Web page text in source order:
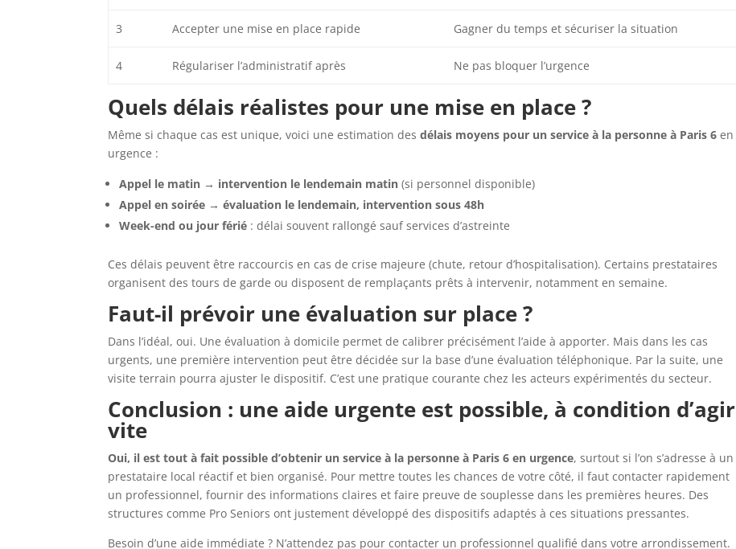
3 Accepter une mise en place rapide Gagner du temps et sécuriser la situation
4 Régulariser l’administratif après Ne pas bloquer l’urgence
Quels délais réalistes pour une mise en place ?
Même si chaque cas est unique, voici une estimation desdélais moyens pour un service à la personne à Paris 6 en
urgence :
Appel le matin → intervention le lendemain matin (si personnel disponible)
Appel en soirée → évaluation le lendemain, intervention sous 48h
Week-end ou jour férié : délai souvent rallongé sauf services d’astreinte
Ces délais peuvent être raccourcis en cas de crise majeure (chute, retour d’hospitalisation). Certains prestataires
organisent des tours de garde ou disposent de remplaçants prêts à intervenir, notamment en semaine.
Faut-il prévoir une évaluation sur place ?
Dans l’idéal, oui. Une évaluation à domicile permet de calibrer précisément l’aide à apporter. Mais dans les cas
urgents, une première intervention peut être décidée sur la base d’une évaluation téléphonique. Par la suite, une
visite terrain pourra ajuster le dispositif. C’est une pratique courante chez les acteurs expérimentés du secteur.
Conclusion : une aide urgente est possible, à condition d’agir
vite
Oui, il est tout à fait possible d’obtenir un service à la personne à Paris 6 en urgence, surtout si l’on s’adresse à un
prestataire local réactif et bien organisé. Pour mettre toutes les chances de votre côté, il faut contacter rapidement
un professionnel, fournir des informations claires et faire preuve de souplesse dans les premières heures. Des
structures comme Pro Seniors ont justement développé des dispositifs adaptés à ces situations pressantes.
Besoin d’une aide immédiate ? N’attendez pas pour contacter un professionnel qualifié dans votre arrondissement.